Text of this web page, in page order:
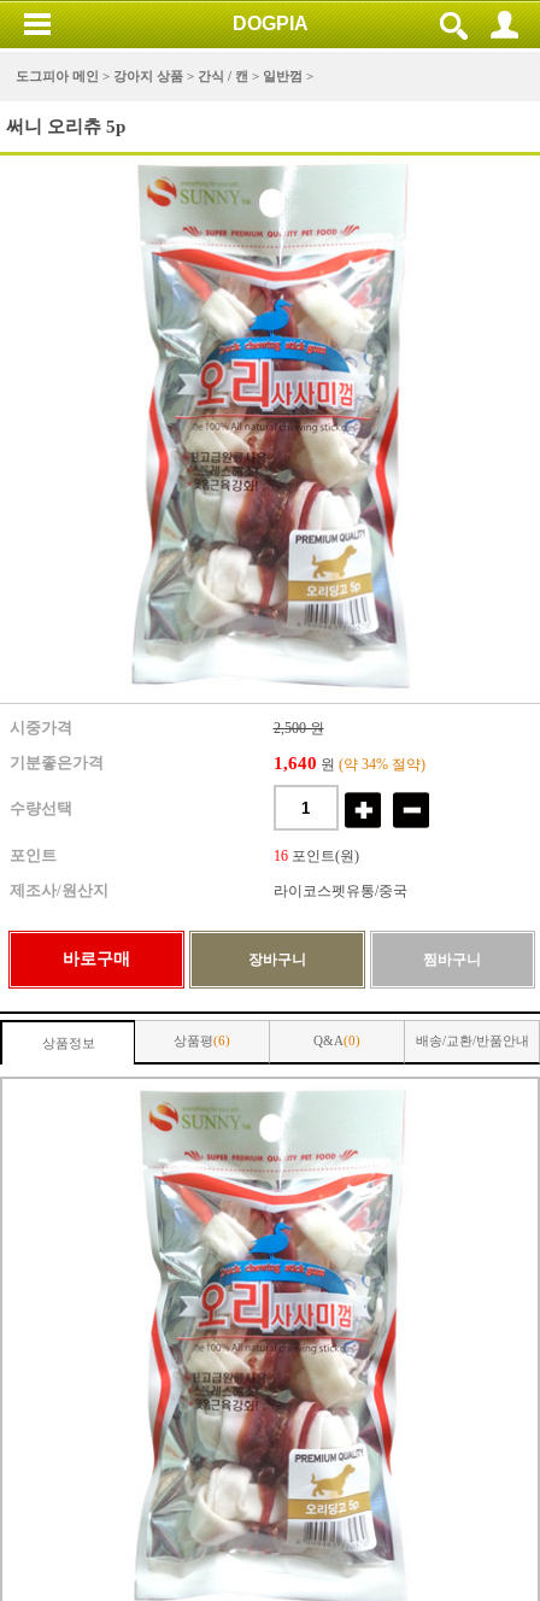
DOGPIA
도그피아 메인 > 강아지 상품 > 간식 / 캔 > 일반껌 >
써니 오리츄 5p
시중가격 2,500 원
기분좋은가격 1,640 원 (약 34% 절약)
수량선택
포인트 16포인트(원)
제조사/원산지 라이코스펫유통/중국
상품정보 상품평(6) Q&A(0) 배송/교환/반품안내